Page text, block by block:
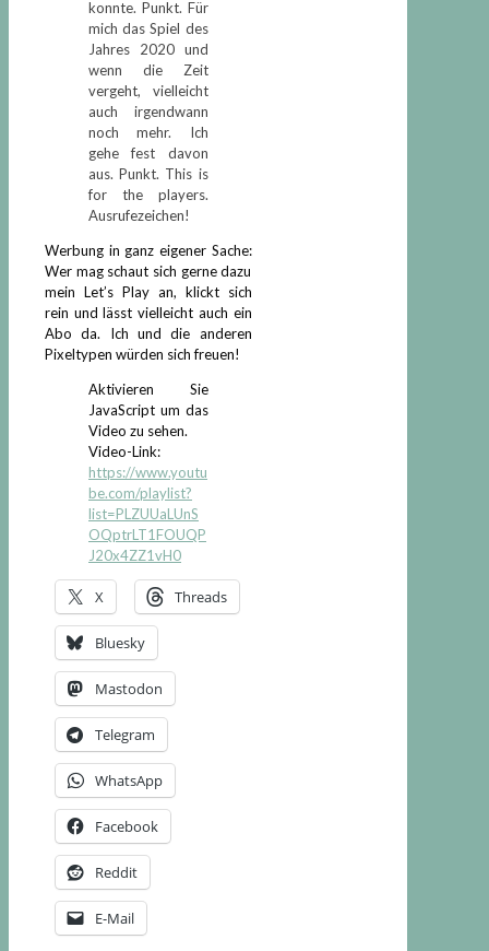
konnte. Punkt. Für
mich das Spiel des
Jahres 2020 und
wenn die Zeit
vergeht, vielleicht
auch irgendwann
noch mehr. Ich
gehe fest davon
aus. Punkt. This is
for the players.
Ausrufezeichen!
Werbung in ganz eigener Sache:
Wer mag schaut sich gerne dazu
mein Let’s Play an, klickt sich
rein und lässt vielleicht auch ein
Abo da. Ich und die anderen
Pixeltypen würden sich freuen!
Aktivieren Sie
JavaScript um das
Video zu sehen.
Video-Link:
https://www.youtu
be.com/playlist?
list=PLZUUaLUnS
OQptrLT1FOUQP
J20x4ZZ1vH0
X Threads
Bluesky
Mastodon
Telegram
WhatsApp
Facebook
Reddit
E-Mail